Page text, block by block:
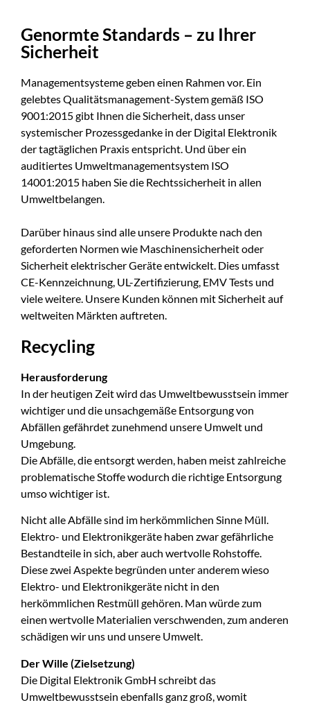
Genormte Standards – zu Ihrer
Sicherheit
Managementsysteme geben einen Rahmen vor. Ein
gelebtes Qualitätsmanagement-System gemäß ISO
9001:2015 gibt Ihnen die Sicherheit, dass unser
systemischer Prozessgedanke in der Digital Elektronik
der tagtäglichen Praxis entspricht. Und über ein
auditiertes Umweltmanagementsystem ISO
14001:2015 haben Sie die Rechtssicherheit in allen
Umweltbelangen.
Darüber hinaus sind alle unsere Produkte nach den
geforderten Normen wie Maschinensicherheit oder
Sicherheit elektrischer Geräte entwickelt. Dies umfasst
CE-Kennzeichnung, UL-Zertifizierung, EMV Tests und
viele weitere. Unsere Kunden können mit Sicherheit auf
weltweiten Märkten auftreten.
Recycling
Herausforderung
In der heutigen Zeit wird das Umweltbewusstsein immer
wichtiger und die unsachgemäße Entsorgung von
Abfällen gefährdet zunehmend unsere Umwelt und
Umgebung.
Die Abfälle, die entsorgt werden, haben meist zahlreiche
problematische Stoffe wodurch die richtige Entsorgung
umso wichtiger ist.
Nicht alle Abfälle sind im herkömmlichen Sinne Müll.
Elektro- und Elektronikgeräte haben zwar gefährliche
Bestandteile in sich, aber auch wertvolle Rohstoffe.
Diese zwei Aspekte begründen unter anderem wieso
Elektro- und Elektronikgeräte nicht in den
herkömmlichen Restmüll gehören. Man würde zum
einen wertvolle Materialien verschwenden, zum anderen
schädigen wir uns und unsere Umwelt.
Der Wille (Zielsetzung)
Die Digital Elektronik GmbH schreibt das
Umweltbewusstsein ebenfalls ganz groß, womit